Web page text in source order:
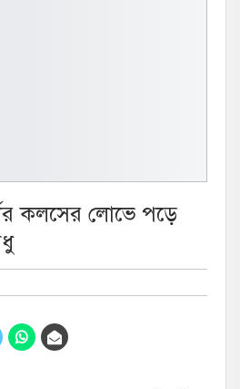
কলসের লোভে পড়ে